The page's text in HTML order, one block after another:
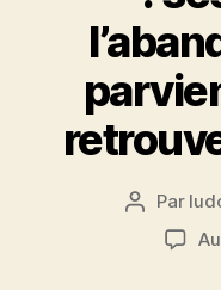
Auteur
l’article
Par